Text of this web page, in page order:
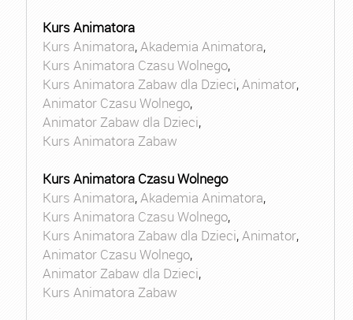
Kurs Animatora
Kurs Animatora,Akademia Animatora,
Kurs Animatora Czasu Wolnego,
Kurs Animatora Zabaw dla Dzieci,Animator,
Animator Czasu Wolnego,
Animator Zabaw dla Dzieci,
Kurs Animatora Zabaw
Kurs Animatora Czasu Wolnego
Kurs Animatora,Akademia Animatora,
Kurs Animatora Czasu Wolnego,
Kurs Animatora Zabaw dla Dzieci,Animator,
Animator Czasu Wolnego,
Animator Zabaw dla Dzieci,
Kurs Animatora Zabaw